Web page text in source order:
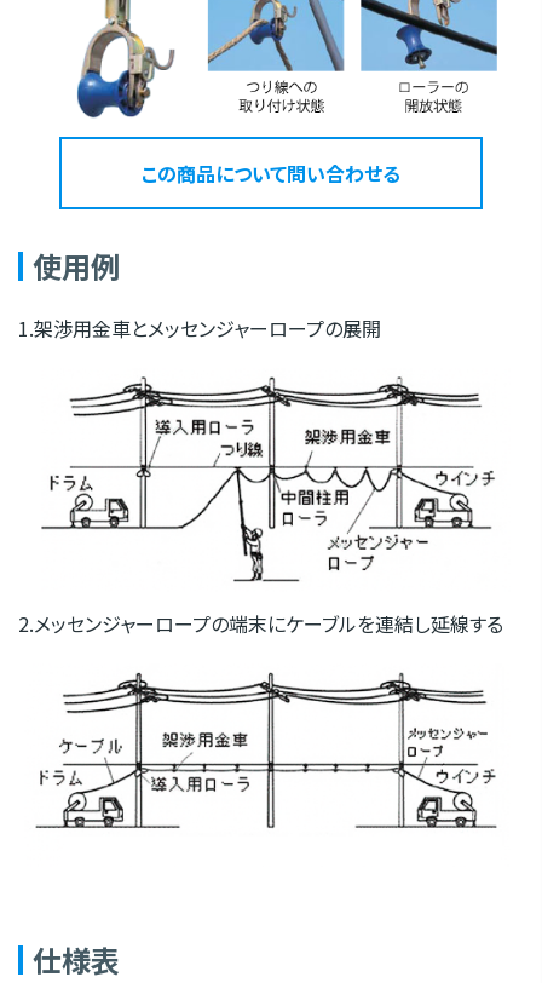
この商品について問い合わせる
使用例
1.架渉用金車とメッセンジャーロープの展開
2.メッセンジャーロープの端末にケーブルを連結し延線する
仕様表